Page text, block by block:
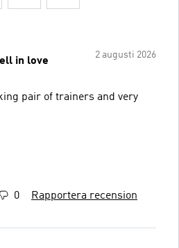
2 augusti 2026
in love
pair of trainers and very
0 Rapportera recension